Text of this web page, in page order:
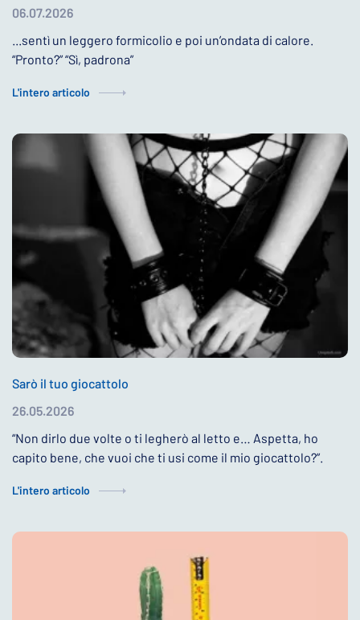
06.07.2026
...sentì un leggero formicolio e poi un’ondata di calore.
“Pronto?” “Sì, padrona”
L'intero articolo
Sarò il tuo giocattolo
26.05.2026
“Non dirlo due volte o ti legherò al letto e… Aspetta, ho
capito bene, che vuoi che ti usi come il mio giocattolo?”.
L'intero articolo